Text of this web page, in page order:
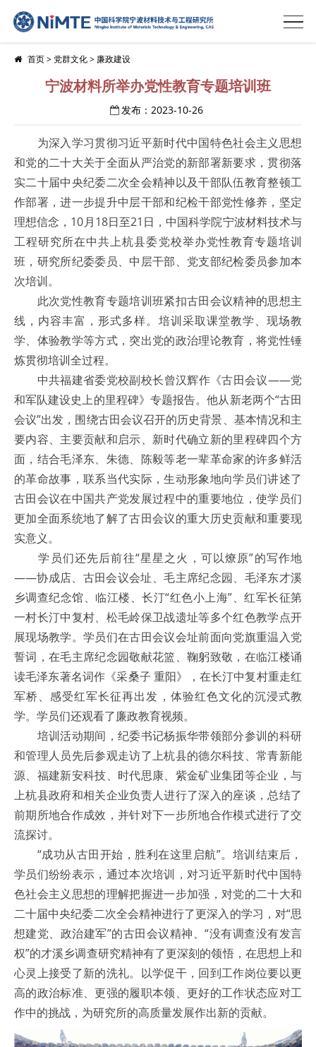
首页>党群文化> 廉政建设
宁波材料所举办党性教育专题培训班
发布：2023-10-26
为深入学习贯彻习近平新时代中国特色社会主义思想
和党的二十大关于全面从严治党的新部署新要求，贯彻落
实二十届中央纪委二次全会精神以及干部队伍教育整顿工
作部署，进一步提升中层干部和纪检干部党性修养，坚定
理想信念，10月18日至21日，中国科学院宁波材料技术与
工程研究所在中共上杭县委党校举办党性教育专题培训
班，研究所纪委委员、中层干部、党支部纪检委员参加本
次培训。
此次党性教育专题培训班紧扣古田会议精神的思想主
线，内容丰富，形式多样。培训采取课堂教学、现场教
学、体验教学等方式，突出党的政治理论教育，将党性锤
炼贯彻培训全过程。
中共福建省委党校副校长曾汉辉作《古田会议——党
和军队建设史上的里程碑》专题报告。他从新老两个“古田
会议”出发，围绕古田会议召开的历史背景、基本情况和主
要内容、主要贡献和启示、新时代确立新的里程碑四个方
面，结合毛泽东、朱德、陈毅等老一辈革命家的许多鲜活
的革命故事，联系当代实际，生动形象地向学员们讲述了
古田会议在中国共产党发展过程中的重要地位，使学员们
更加全面系统地了解了古田会议的重大历史贡献和重要现
实意义。
学员们还先后前往“星星之火，可以燎原”的写作地
——协成店、古田会议会址、毛主席纪念园、毛泽东才溪
乡调查纪念馆、临江楼、长汀“红色小上海”、红军长征第
一村长汀中复村、松毛岭保卫战遗址等多个红色教学点开
展现场教学。学员们在古田会议会址前面向党旗重温入党
誓词，在毛主席纪念园敬献花篮、鞠躬致敬，在临江楼诵
读毛泽东著名词作《采桑子 重阳》，在长汀中复村重走红
军桥、感受红军长征再出发，体验红色文化的沉浸式教
学。学员们还观看了廉政教育视频。
培训活动期间，纪委书记杨振华带领部分参训的科研
和管理人员先后参观走访了上杭县的德尔科技、常青新能
源、福建新安科技、时代思康、紫金矿业集团等企业，与
上杭县政府和相关企业负责人进行了深入的座谈，总结了
前期所地合作成效，并针对下一步所地合作模式进行了交
流探讨。
“成功从古田开始，胜利在这里启航”。培训结束后，
学员们纷纷表示，通过本次培训，对习近平新时代中国特
色社会主义思想的理解把握进一步加强，对党的二十大和
二十届中央纪委二次全会精神进行了更深入的学习，对“思
想建党、政治建军”的古田会议精神、“没有调查没有发言
权”的才溪乡调查研究精神有了更深刻的领悟，在思想上和
心灵上接受了新的洗礼。以学促干，回到工作岗位要以更
高的政治标准、更强的履职本领、更好的工作状态应对工
作中的挑战，为研究所的高质量发展作出新的贡献。